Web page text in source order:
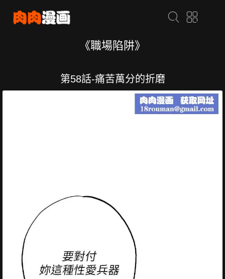
《職場陷阱》
第58話-痛苦萬分的折磨